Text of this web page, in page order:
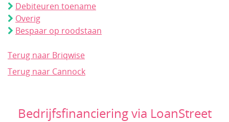
Debiteuren toename
Overig
Bespaar op roodstaan
Terug naar Briqwise
Terug naar Cannock
Bedrijfsfinanciering via LoanStreet